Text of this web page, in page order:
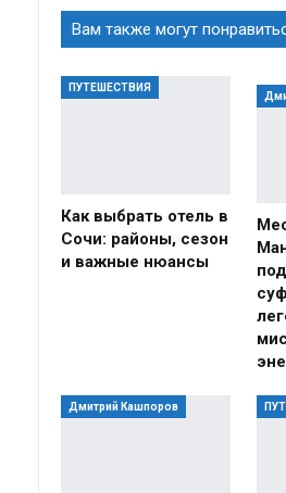
Вам также могут
ПУТЕШЕСТВИЯ
Как выбрать отель в
Сочи: районы, сезон
и важные нюансы
Дмитрий Кашпоров